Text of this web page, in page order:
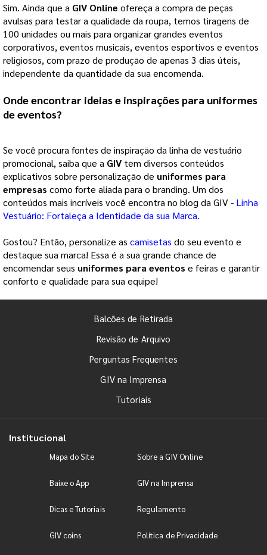
Sim. Ainda que a GIV Online ofereça a compra de peças
avulsas para testar a qualidade da roupa, temos tiragens de
100 unidades ou mais para organizar grandes eventos
corporativos, eventos musicais, eventos esportivos e eventos
religiosos, com prazo de produção de apenas 3 dias úteis,
independente da quantidade da sua encomenda.
Onde encontrar ideias e inspirações para uniformes
de eventos?
Se você procura fontes de inspiração da linha de vestuário
promocional, saiba que a GIV tem diversos conteúdos
explicativos sobre personalização de uniformes para
empresas como forte aliada para o branding. Um dos
conteúdos mais incríveis você encontra no blog da GIV - Linha
Vestuário: Fortaleça a Identidade da sua Marca.
Gostou? Então, personalize as camisetas do seu evento e
destaque sua marca! Essa é a sua grande chance de
encomendar seus uniformes para eventos e feiras e garantir
conforto e qualidade para sua equipe!
Balcões de Retirada
Revisão de Arquivo
Perguntas Frequentes
GIV na Imprensa
Tutoriais
Institucional
Mapa do Site Sobre a GIV Online
Baixe o App GIV na Imprensa
Dicas e Tutoriais Regulamento
GIV coins Política de Privacidade